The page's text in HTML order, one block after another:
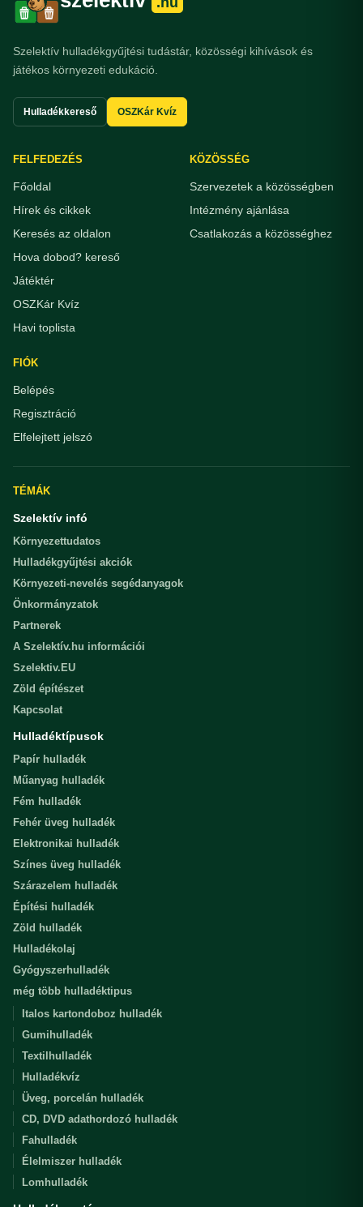
Szelektív hulladékgyűjtési tudástár, közösségi kihívások és
játékos környezeti edukáció.
Hulladékkereső OSZKár Kvíz
FELFEDEZÉS
Főoldal
Hírek és cikkek
Keresés az oldalon
Hova dobod? kereső
Játéktér
OSZKár Kvíz
Havi toplista
KÖZÖSSÉG
Szervezetek a közösségben
Intézmény ajánlása
Csatlakozás a közösséghez
FIÓK
Belépés
Regisztráció
Elfelejtett jelszó
TÉMÁK
Szelektív infó
Környezettudatos
Hulladékgyűjtési akciók
Környezeti-nevelés segédanyagok
Önkormányzatok
Partnerek
A Szelektív.hu információi
Szelektiv.EU
Zöld építészet
Kapcsolat
Hulladéktípusok
Papír hulladék
Műanyag hulladék
Fém hulladék
Fehér üveg hulladék
Elektronikai hulladék
Színes üveg hulladék
Szárazelem hulladék
Építési hulladék
Zöld hulladék
Hulladékolaj
Gyógyszerhulladék
még több hulladéktipus
Italos kartondoboz hulladék
Gumihulladék
Textilhulladék
Hulladékvíz
Üveg, porcelán hulladék
CD, DVD adathordozó hulladék
Fahulladék
Élelmiszer hulladék
Lomhulladék